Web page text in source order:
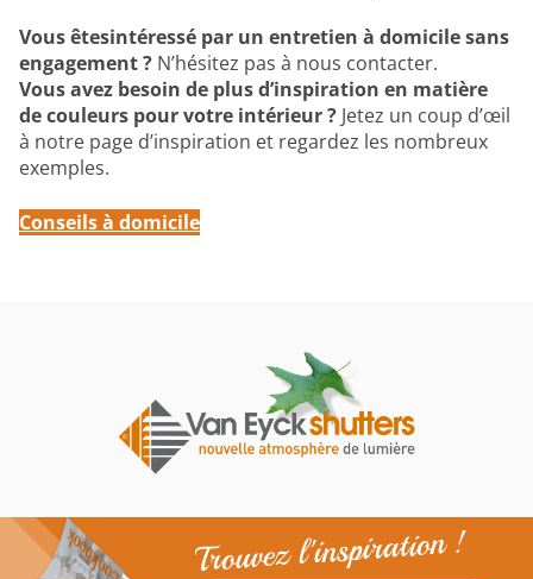
Vous êtesintéressé par un entretien à domicile sans
engagement ? N’hésitez pas à nous contacter.
Vous avez besoin de plus d’inspiration en matière
de couleurs pour votre intérieur ? Jetez un coup d’œil
à notre page d’inspiration et regardez les nombreux
exemples.
Conseilsà domicile
Trouvez l'inspiration !